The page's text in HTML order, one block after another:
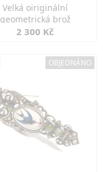
Velká oiriginální
geometrická brož
2 300 Kč
OBJEDNÁNO